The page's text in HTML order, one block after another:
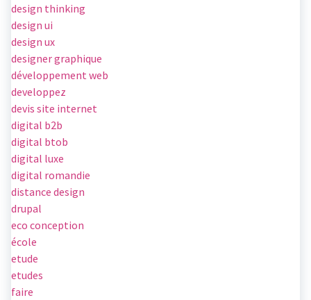
design thinking
design ui
design ux
designer graphique
développement web
developpez
devis site internet
digital b2b
digital btob
digital luxe
digital romandie
distance design
drupal
eco conception
école
etude
etudes
faire